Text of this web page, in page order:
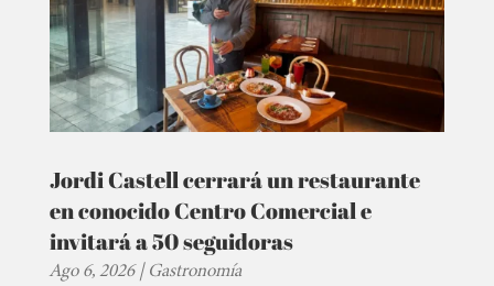
Jordi Castell cerrará un restaurante
en conocido Centro Comercial e
invitará a 50 seguidoras
Ago 6, 2026|Gastronomía